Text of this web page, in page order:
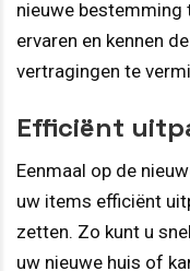
nieuwe bestemming
ervaren en kennen
vertragingen te
Efficiënt
Eenmaal op de
uw items efficiënt
zetten. Zo kunt u
uw nieuwe huis of